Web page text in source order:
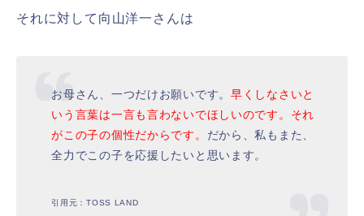
それに対して向山洋一さんは
お母さん、一つだけお願いです。 早くしなさいと
いう言葉は一言も言わないでほしいのです。それ
がこの子の個性だからです。 だから、私もまた、
全力でこの子を応援したいと思います。
引用元：TOSS LAND